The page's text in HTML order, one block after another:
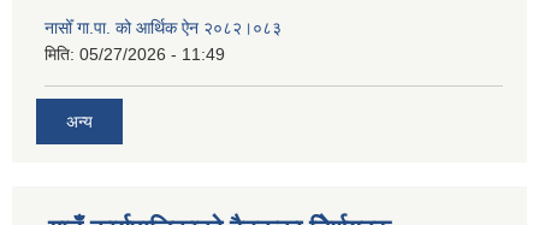
नासोँ गा.पा. को आर्थिक ऐन २०८२।०८३
मिति: 05/27/2026 - 11:49
अन्य